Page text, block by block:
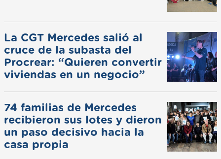
La CGT Mercedes salió al
cruce de la subasta del
Procrear: “Quieren convertir
viviendas en un negocio”
74 familias de Mercedes
recibieron sus lotes y dieron
un paso decisivo hacia la
casa propia